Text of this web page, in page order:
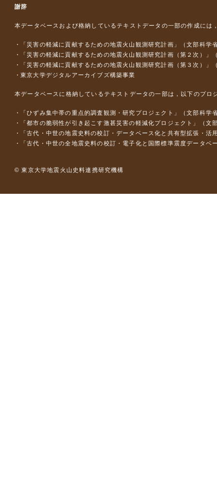
謝辞
本データベースおよび格納しているテキストデータの一部の作成には
「災害の軽減に貢献するための地震火山観測研究計画」（文部科学
「災害の軽減に貢献するための地震火山観測研究計画（第２次）」
「災害の軽減に貢献するための地震火山観測研究計画（第３次）」
東京大学デジタルアーカイブズ構築事業
本データベースに格納しているテキストデータの一部は，以下のプロ
「ひずみ集中帯の重点的調査観測・研究プロジェクト」（文部科
「都市の脆弱性が引き起こす激甚災害の軽減化プロジェクト」（
「古代・中世の地震史料の校訂・データベース化と共有型拡張・
「古代・中世の全地震史料の校訂・電子化と国際標準震度データ
© 東京大学地震火山史料連携研究機構